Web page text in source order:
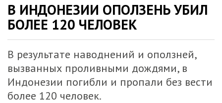
В ИНДОНЕЗИИ ОПОЛЗЕНЬ УБИЛ
БОЛЕЕ 120 ЧЕЛОВЕК
В результате наводнений и оползней,
вызванных проливными дождями, в
Индонезии погибли и пропали без вести
более 120 человек.